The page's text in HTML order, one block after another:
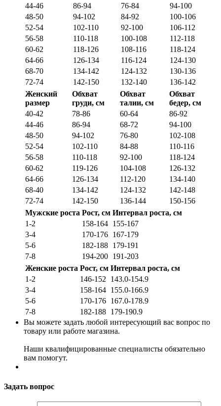
44-46
86-94 76-84
94-100
48-50
94-102 84-92
100-106
52-54
102-110 92-100
106-112
56-58
110-118 100-108
112-118
60-62
118-126 108-116
118-124
64-66
126-134 116-124
124-130
68-70
134-142 124-132
130-136
72-74
142-150 132-140
136-142
Женский
размер
Обхват
груди, см
Обхват
талии, см
Обхват
бедер, см
40-42
78-86 60-64
86-92
44-46
86-94 68-72
94-100
48-50
94-102 76-80
102-108
52-54
102-110 84-88
110-116
56-58
110-118 92-100
118-124
60-62
119-126 104-108
126-132
64-66
126-134 112-120
134-140
68-40
134-142 124-132
142-148
72-74
142-150 136-144
150-156
Мужские роста Рост, см Интервал роста, см
1-2
158-164 155-167
3-4
170-176 167-179
5-6
182-188 179-191
7-8
194-200 191-203
Женские роста Рост, см Интервал роста, см
1-2
146-152 143.0-154.9
3-4
158-164 155.0-166.9
5-6
170-176 167.0-178.9
7-8
182-188 179-190.9
Вы можете задать любой интересующий вас вопрос по
товару или работе магазина.
Наши квалифицированные специалисты обязательно
вам помогут.
Задать вопрос